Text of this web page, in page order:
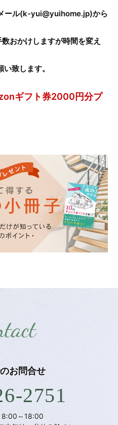
ル(k-yui@yuihome.jp)から
おかけしますが時間を変え
致します。
ギフト券2000円分プ
お問合せ
2751
～18:00